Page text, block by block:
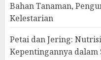
Bahan Tanaman,
Kelestarian
Petai dan Jering:
Kepentingannya